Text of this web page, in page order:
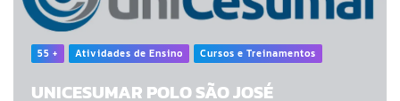
55 + Atividades de Ensino Cursos e Treinamentos
UNICESUMAR POLO SÃO JOSÉ